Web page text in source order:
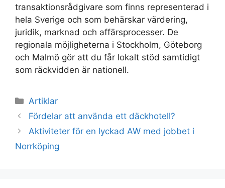
transaktionsrådgivare som finns representerad i
hela Sverige och som behärskar värdering,
juridik, marknad och affärsprocesser. De
regionala möjligheterna i Stockholm, Göteborg
och Malmö gör att du får lokalt stöd samtidigt
som räckvidden är nationell.
Kategorier
Artiklar
Fördelar att använda ett däckhotell?
Aktiviteter för en lyckad AW med jobbet i
Norrköping